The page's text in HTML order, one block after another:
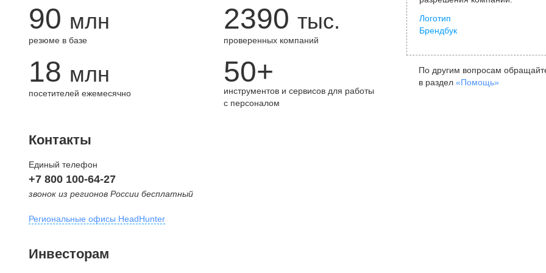
90 млн
резюме в базе
2390 тыс.
проверенных компаний
18 млн
посетителей ежемесячно
50+
инструментов и сервисов для работы
с персоналом
Логотип
Брендбук
По другим вопросам
в раздел «Помощь»
Контакты
Единый телефон
+7 800 100-64-27
звонок из регионов России бесплатный
Региональные офисы HeadHunter
внутригородская территория
Инвесторам